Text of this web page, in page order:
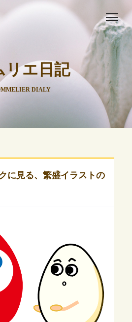
リエ日記
DIALY
に見る、繁盛イラストの